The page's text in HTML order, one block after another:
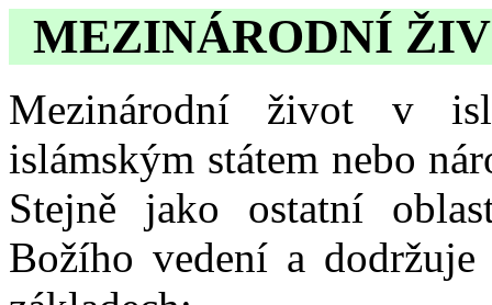
MEZINÁRODNÍ
Mezinárodní život v
islámským státem nebo
Stejně jako ostatní
Božího vedení a